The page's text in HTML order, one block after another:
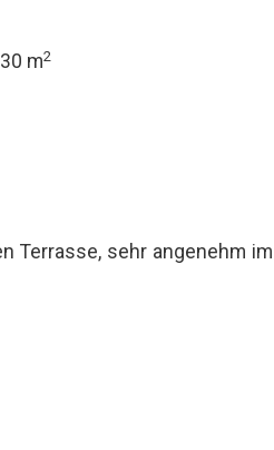
m2
Terrasse, sehr angenehm im